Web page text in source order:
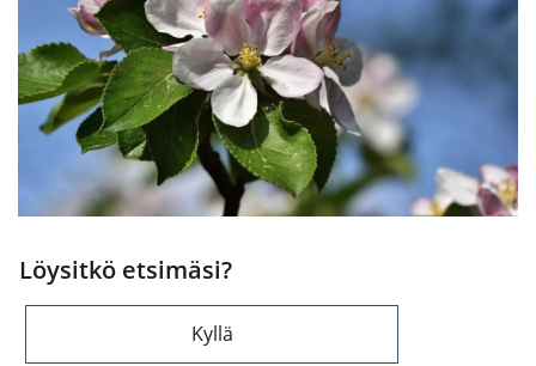
Löysitkö etsimäsi?
Kyllä